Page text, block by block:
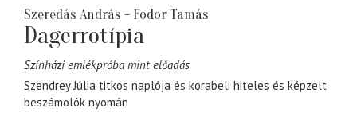
Szeredás András - Fodor Tamás
Dagerrotípia
Színházi emlékpróba mint előadás
Szendrey Júlia titkos naplója és korabeli hiteles és képzelt
beszámolók nyomán